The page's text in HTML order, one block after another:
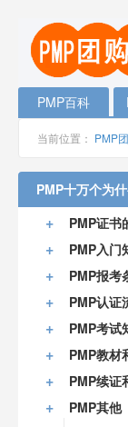
PMP百科
当前位置： PMP
PMP十万个为
+ PMP证书
+ PMP入门
+ PMP报考
+ PMP认证
+ PMP考试
+ PMP教材
+ PMP续证
+ PMP其他